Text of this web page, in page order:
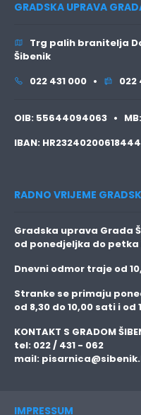
GRADSKA UPRAVA
Trg palih branitelja
Šibenik
022 431 000 •
022
OIB: 55644094063 • MB:
IBAN:
RADNO VRIJEME
Gradska uprava Grada
od ponedjeljka do petka
Dnevni odmor traje od
Stranke se primaju
od 8,30 do 10,00 sati i od
KONTAKT S GRADOM
tel: 022 / 431 - 062
mail:
IMPRESSUM